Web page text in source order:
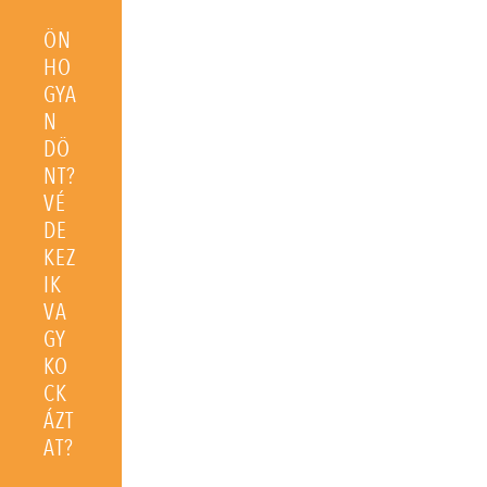
ÖN
HO
GYA
N
DÖ
NT?
VÉ
DE
KEZ
IK
VA
GY
KO
CK
ÁZT
AT?